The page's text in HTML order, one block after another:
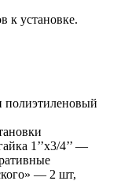
к установке.
полиэтиленовый
1’’х3/4’’ —
— 2 шт,